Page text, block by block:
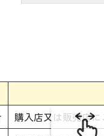
購入店又は販売店に